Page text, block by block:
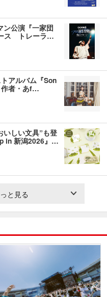
ン公演『一家団
ス トレーラ…
アルバム『Son
作者・あf…
いしい文具”も登
in 新潟2026』…
と見る